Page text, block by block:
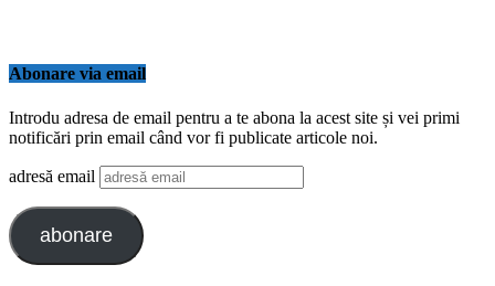
Abonare via email
Introdu adresa de email pentru a te abona la acest site și vei primi
notificări prin email când vor fi publicate articole noi.
adresă email
abonare